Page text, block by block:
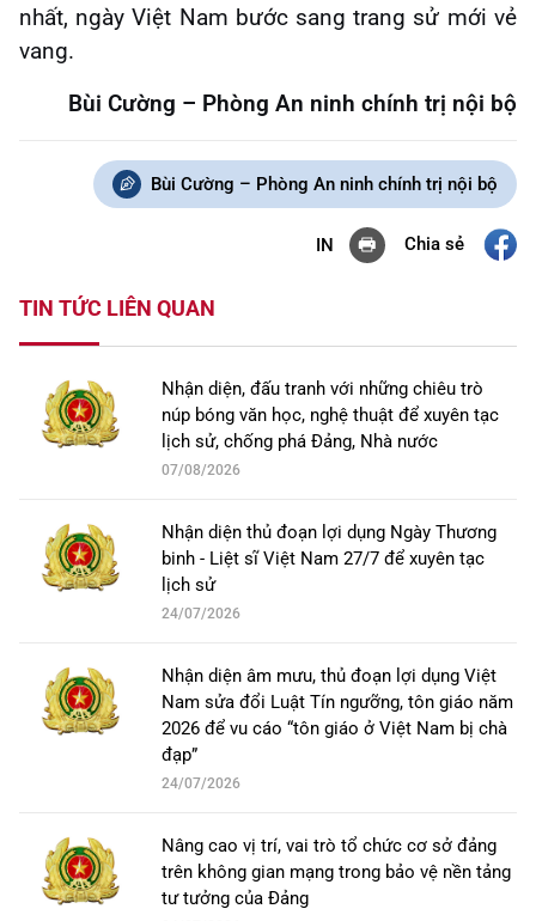
nhất, ngày Việt Nam bước sang trang sử mới vẻ
vang.
Bùi Cường – Phòng An ninh chính trị nội bộ
Bùi Cường – Phòng An ninh chính trị nội bộ
IN Chia sẻ
TIN TỨC LIÊN QUAN
Nhận diện, đấu tranh với những chiêu trò
núp bóng văn học, nghệ thuật để xuyên tạc
lịch sử, chống phá Đảng, Nhà nước
07/08/2026
Nhận diện thủ đoạn lợi dụng Ngày Thương
binh - Liệt sĩ Việt Nam 27/7 để xuyên tạc
lịch sử
24/07/2026
Nhận diện âm mưu, thủ đoạn lợi dụng Việt
Nam sửa đổi Luật Tín ngưỡng, tôn giáo năm
2026 để vu cáo “tôn giáo ở Việt Nam bị chà
đạp”
24/07/2026
Nâng cao vị trí, vai trò tổ chức cơ sở đảng
trên không gian mạng trong bảo vệ nền tảng
tư tưởng của Đảng